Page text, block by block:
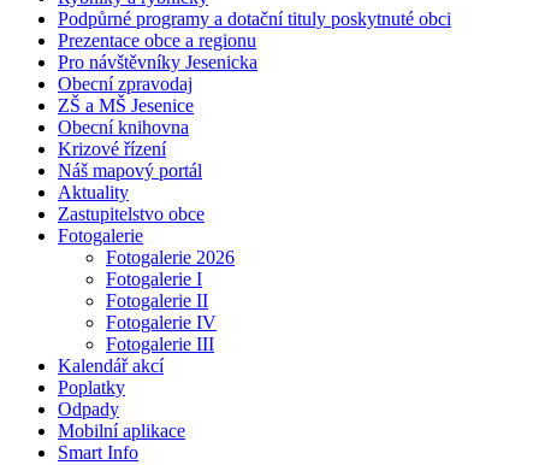
Podpůrné programy a dotační tituly poskytnuté obci
Prezentace obce a regionu
Pro návštěvníky Jesenicka
Obecní zpravodaj
ZŠ a MŠ Jesenice
Obecní knihovna
Krizové řízení
Náš mapový portál
Aktuality
Zastupitelstvo obce
Fotogalerie
Fotogalerie 2026
Fotogalerie I
Fotogalerie II
Fotogalerie IV
Fotogalerie III
Kalendář akcí
Poplatky
Odpady
Mobilní aplikace
Smart Info